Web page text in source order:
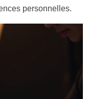
personnelles.